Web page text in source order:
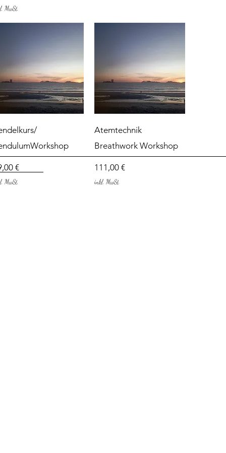
MwSt.
Schnellansicht
€
MwSt.
Schnellansicht
Atemtechnik
Breathwork Workshop
Preis
111,00 €
inkl. MwSt.